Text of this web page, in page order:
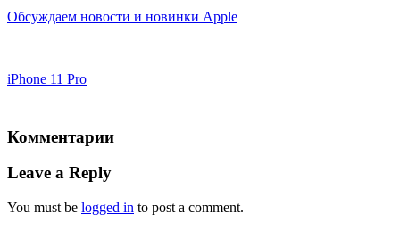
Обсуждаем новости и новинки Apple
iPhone 11 Pro
Комментарии
Leave a Reply
You must be logged in to post a comment.